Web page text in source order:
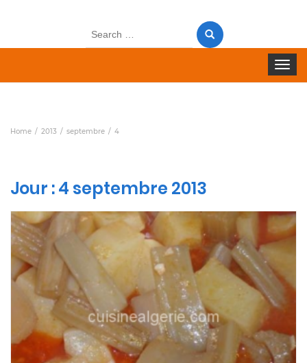
Search
Toggle
Home 2013 septembre 4
Jour :4 septembre 2013